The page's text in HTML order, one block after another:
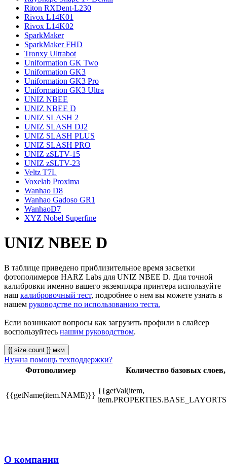
Riton RXDent-L230
Rivox L14K01
Rivox L14K02
SparkMaker
SparkMaker FHD
Tronxy Ultrabot
Uniformation GK Two
Uniformation GK3
Uniformation GK3 Pro
Uniformation GK3 Ultra
UNIZ NBEE
UNIZ NBEE D
UNIZ SLASH 2
UNIZ SLASH DJ2
UNIZ SLASH PLUS
UNIZ SLASH PRO
UNIZ zSLTV-15
UNIZ zSLTV-23
Veltz T7L
Voxelab Proxima
Wanhao D8
Wanhao Gadoso GR1
WanhaoD7
XYZ Nobel Superfine
UNIZ NBEE D
В таблице приведено приблизительное время засветки
фотополимеров HARZ Labs для UNIZ NBEE D. Для точной
калибровки именно вашего экземпляра принтера используйте
наш калибровочный тест, подробнее о нем вы можете узнать в
нашем руководстве по использованию теста.
Если возникают вопросы как загрузить профили в слайсер
воспользуйтесь нашим руководством.
{{ size.count }} мкм
Нужна помощь техподдержки?
Фотополимер
Количество базовых
{{getName(item.NAME)}}
{{getVal(item,
О компании